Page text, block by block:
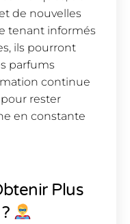
de nouvelles
tenant informés
ils pourront
parfums
continue
rester
en constante
Plus